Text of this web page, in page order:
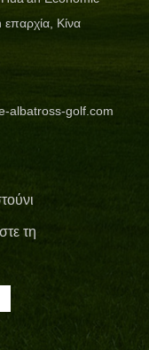
Κίνα
albatross-golf.com
τη